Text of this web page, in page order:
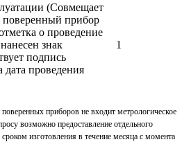
(Совмещает
поверенный прибор
о проведение
знак
подпись
дата проведения
1
приборов не входит метрологическое
возможно предоставление отдельного
сроком изготовления в течение месяца с момента